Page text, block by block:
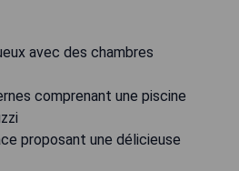
avec des chambres
comprenant une piscine
proposant une délicieuse